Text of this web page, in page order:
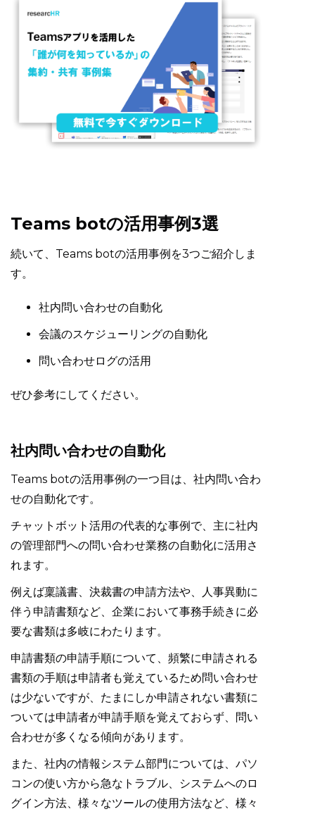
Teams botの活用事例3選
続いて、Teams botの活用事例を3つご紹介しま
す。
社内問い合わせの自動化
会議のスケジューリングの自動化
問い合わせログの活用
ぜひ参考にしてください。
社内問い合わせの自動化
Teams botの活用事例の一つ目は、社内問い合わ
せの自動化です。
チャットボット活用の代表的な事例で、主に社内
の管理部門への問い合わせ業務の自動化に活用さ
れます。
例えば稟議書、決裁書の申請方法や、人事異動に
伴う申請書類など、企業において事務手続きに必
要な書類は多岐にわたります。
申請書類の申請手順について、頻繁に申請される
書類の手順は申請者も覚えているため問い合わせ
は少ないですが、たまにしか申請されない書類に
ついては申請者が申請手順を覚えておらず、問い
合わせが多くなる傾向があります。
また、社内の情報システム部門については、パソ
コンの使い方から急なトラブル、システムへのロ
グイン方法、様々なツールの使用方法など、様々